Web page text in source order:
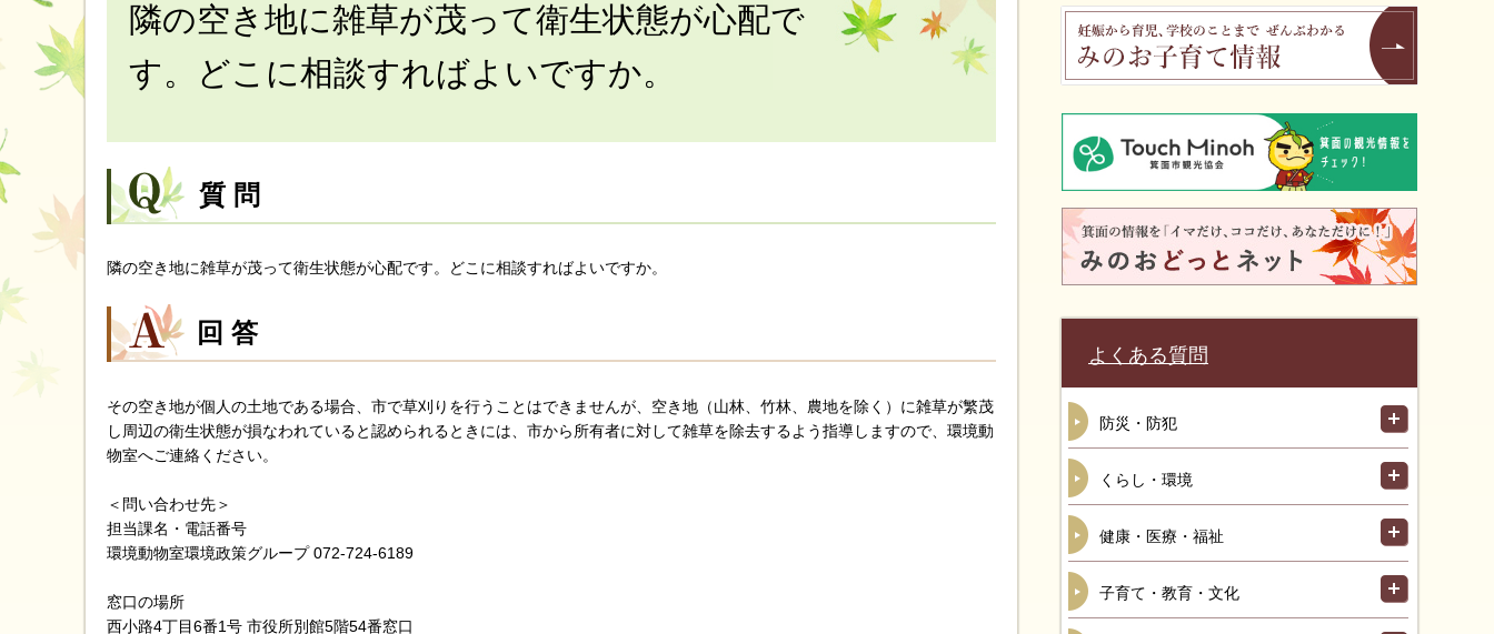
隣の空き地に雑草が茂って衛生状態が心配で
す。どこに相談すればよいですか。
質問
隣の空き地に雑草が茂って衛生状態が心配です。どこに相談すればよいですか。
回答
その空き地が個人の土地である場合、市で草刈りを行うことはできませんが、空き地（山林、竹林、農地を除く）に雑草が繁茂
し周辺の衛生状態が損なわれていると認められるときには、市から所有者に対して雑草を除去するよう指導しますので、環境動
物室へご連絡ください。
＜問い合わせ先＞
担当課名・電話番号
環境動物室環境政策グループ 072-724-6189
窓口の場所
西小路4丁目6番1号 市役所別館5階54番窓口
よくある質問
防災・防犯
くらし・環境
健康・医療・福祉
子育て・教育・文化